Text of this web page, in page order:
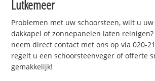
Lutkemeer
Problemen met uw schoorsteen, wilt u
dakkapel of zonnepanelen laten
neem direct contact met ons op via 020-
regelt u een schoorsteenveger of offerte
gemakkelijk!